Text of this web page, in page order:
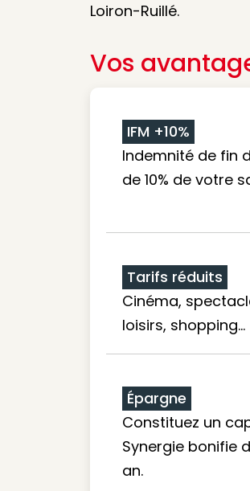
Loiron-Ruillé.
Vos
IFM +10%
Indemnité de fin
de 10% de votre
Tarifs réduits
Cinéma,
loisirs, shopping...
Épargne
Constituez un
Synergie bonifie
an.